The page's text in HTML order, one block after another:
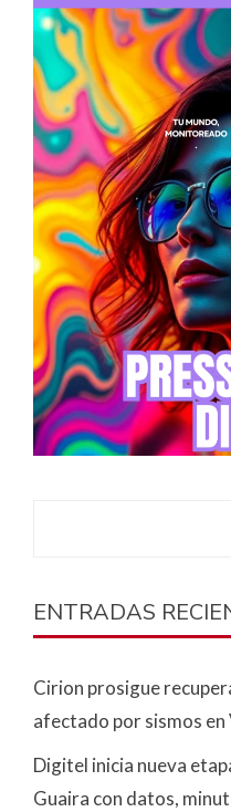
ENTRADAS
Cirion prosigue
afectado por sismos en
Digitel inicia nueva
Guaira con datos,